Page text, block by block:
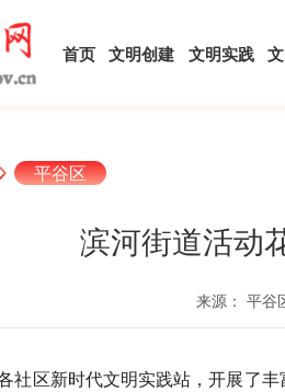
首页 文明创建 文明实践
平谷区
滨河街道活动
来源： 平谷
社区新时代文明实践站，开展了